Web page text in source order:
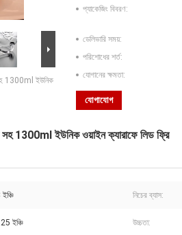
সহ 1300ml ইউনিক
প্যাকেজিং বিবরণ:
ডেলিভারি সময়:
পরিশোধের শর্ত:
যোগানের ক্ষমতা:
যোগাযোগ
সহ 1300ml ইউনিক ওয়াইন ক্যারাফে লিড ফ্রি
নিচের ব্যাস:
ইঞ্চি উচ্চতা: